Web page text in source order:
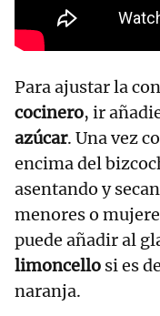
Para ajustar la
cocinero, ir
azúcar. Una vez
encima del
asentando y
menores o
puede añadir al
limoncello si es
naranja.